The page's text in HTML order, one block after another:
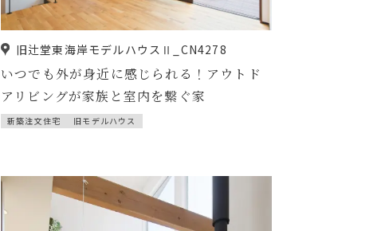
旧辻堂東海岸モデルハウスⅡ_CN4278
いつでも外が身近に感じられる！アウトド
アリビングが家族と室内を繋ぐ家
新築注文住宅 旧モデルハウス